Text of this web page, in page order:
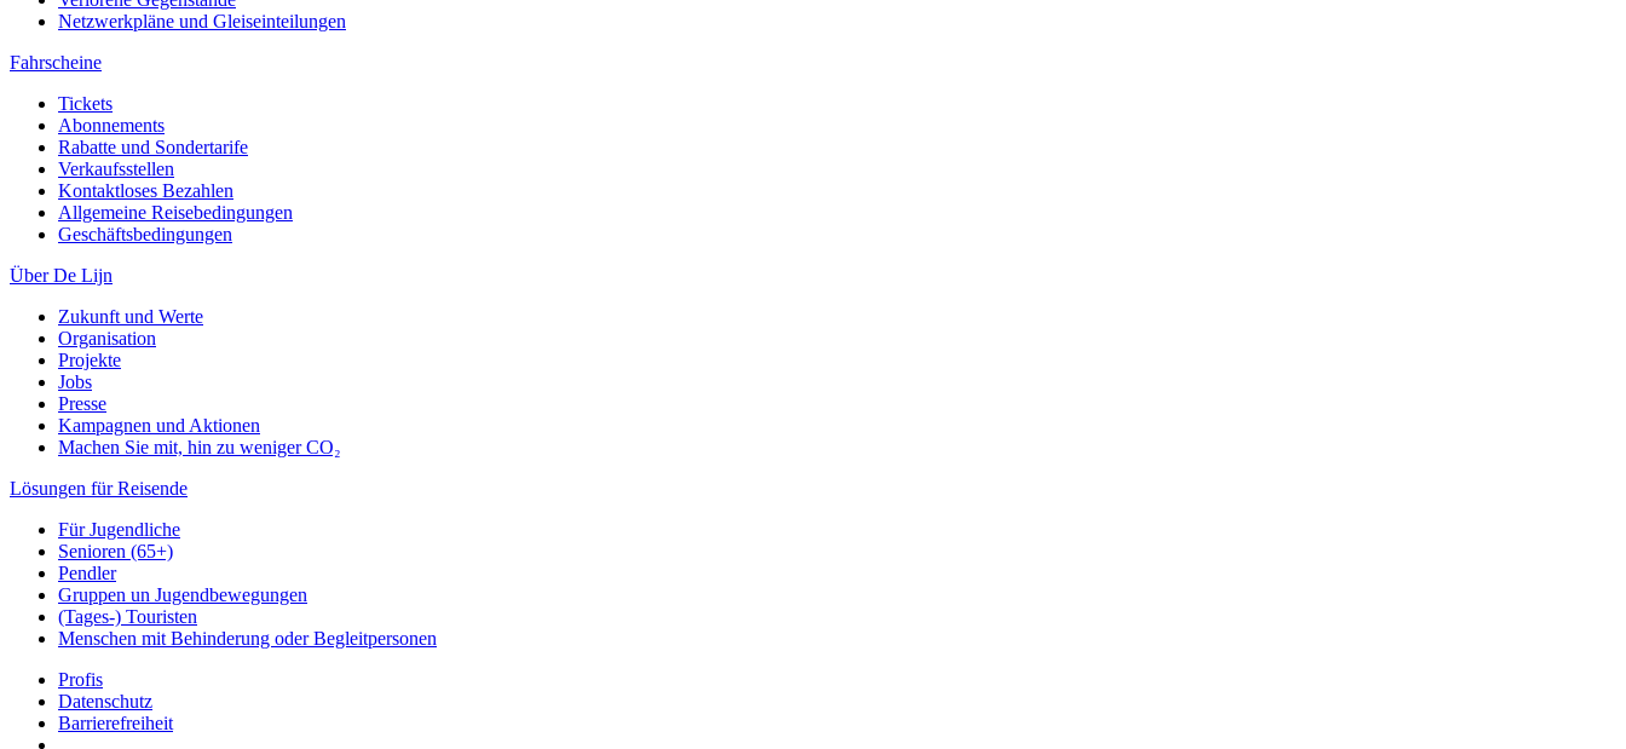
Netzwerkpläne und Gleiseinteilungen
Fahrscheine
Tickets
Abonnements
Rabatte und Sondertarife
Verkaufsstellen
Kontaktloses Bezahlen
Allgemeine Reisebedingungen
Geschäftsbedingungen
Über De Lijn
Zukunft und Werte
Organisation
Projekte
Jobs
Presse
Kampagnen und Aktionen
Machen Sie mit, hin zu weniger CO₂
Lösungen für Reisende
Für Jugendliche
Senioren (65+)
Pendler
Gruppen un Jugendbewegungen
(Tages-) Touristen
Menschen mit Behinderung oder Begleitpersonen
Profis
Datenschutz
Barrierefreiheit